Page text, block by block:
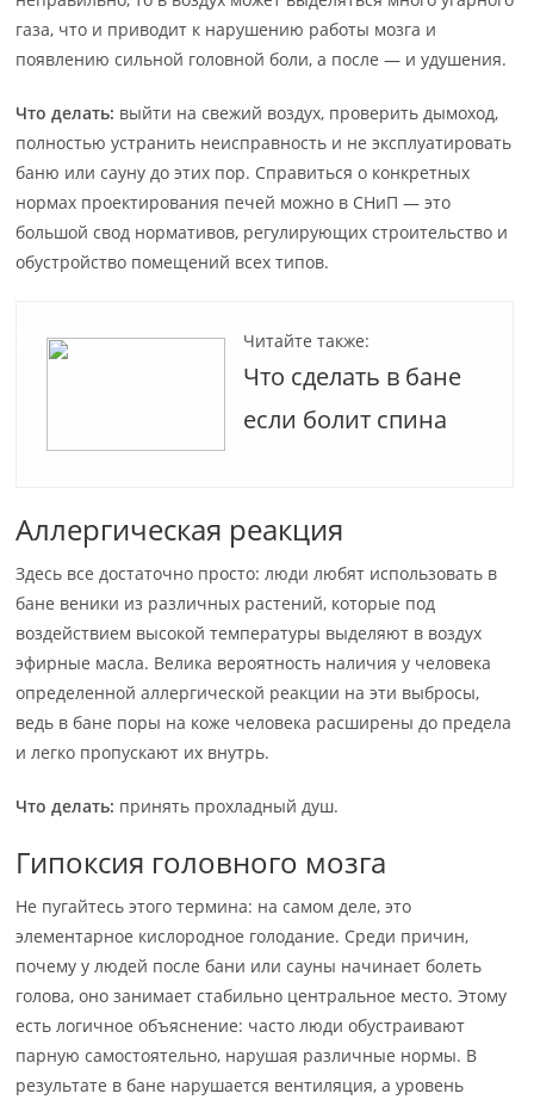
газа, что и приводит к нарушению работы мозга и
появлению сильной головной боли, а после — и удушения.
Что делать: выйти на свежий воздух, проверить дымоход,
полностью устранить неисправность и не эксплуатировать
баню или сауну до этих пор. Справиться о конкретных
нормах проектирования печей можно в СНиП — это
большой свод нормативов, регулирующих строительство и
обустройство помещений всех типов.
Читайте также:
Что сделать в бане
если болит спина
Аллергическая реакция
Здесь все достаточно просто: люди любят использовать в
бане веники из различных растений, которые под
воздействием высокой температуры выделяют в воздух
эфирные масла. Велика вероятность наличия у человека
определенной аллергической реакции на эти выбросы,
ведь в бане поры на коже человека расширены до предела
и легко пропускают их внутрь.
Что делать: принять прохладный душ.
Гипоксия головного мозга
Не пугайтесь этого термина: на самом деле, это
элементарное кислородное голодание. Среди причин,
почему у людей после бани или сауны начинает болеть
голова, оно занимает стабильно центральное место. Этому
есть логичное объяснение: часто люди обустраивают
парную самостоятельно, нарушая различные нормы. В
результате в бане нарушается вентиляция, а уровень